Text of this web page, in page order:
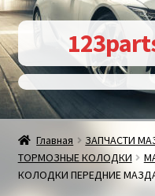
Перейти
к
навигации
Перейти
к
содержимому
Главная ЗАПЧАСТИ
ТОРМОЗНЫЕ КОЛОДКИ
КОЛОДКИ ПЕРЕДНИЕ